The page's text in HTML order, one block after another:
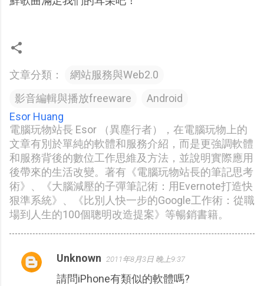
文章分類：
網站服務與Web2.0
影音編輯與播放freeware
Android
Esor Huang
電腦玩物站長 Esor （異塵行者），在電腦玩物上的
文章有別於單純的軟體和服務介紹，而是更強調軟體
和服務背後的數位工作思維及方法，並說明實際應用
後帶來的生活改變。著有《電腦玩物站長的筆記思考
術》、《大腦減壓的子彈筆記術：用Evernote打造快
狠準系統》、《比別人快一步的Google工作術：從職
場到人生的100個聰明改造提案》等暢銷書籍。
留
Unknown 2011年8月3日 晚上9:37
請問iPhone有類似的軟體嗎?